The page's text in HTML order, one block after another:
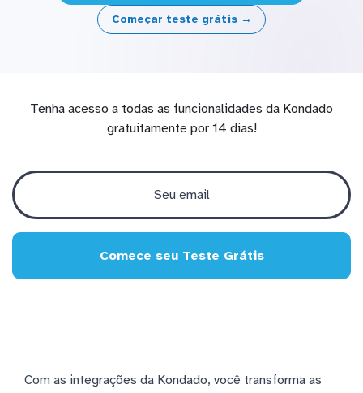
Começar teste grátis →
Tenha acesso a todas as funcionalidades da Kondado
gratuitamente por 14 dias!
Comece seu Teste Grátis
Com as integrações da Kondado, você transforma as